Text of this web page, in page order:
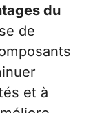
du
de
et à